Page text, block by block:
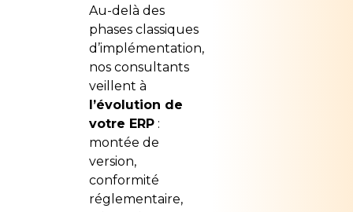
Au-delà des
phases classiques
d’implémentation,
nos consultants
veillent à
l’évolution de
votre ERP :
montée de
version,
conformité
réglementaire,